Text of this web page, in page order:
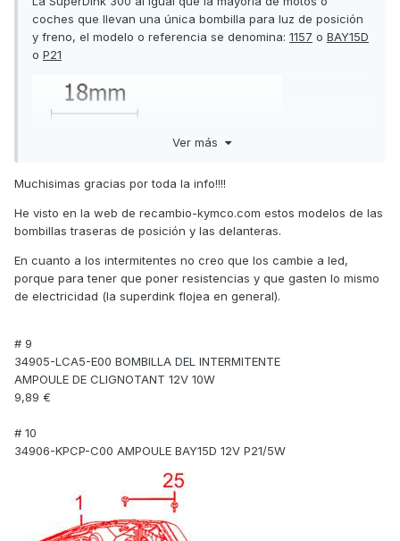
coches que llevan una única bombilla para luz de posición
y freno, el modelo o referencia se denomina: 1157 o BAY15D
o P21
Pero si quieres también sustituir las de intermitencia aquí la
cosa se complica algo más pq existen dos tipos de
bayoneta con referencia 1156... las que los 'pivotes' están a
180º (referenciaP21WoBA15S
Ver más
Muchisimas gracias por toda la info!!!!
He visto en la web de recambio-kymco.com estos modelos de las
bombillas traseras de posición y las delanteras.
En cuanto a los intermitentes no creo que los cambie a led,
porque para tener que poner resistencias y que gasten lo mismo
de electricidad (la superdink flojea en general).
# 9
34905-LCA5-E00 BOMBILLA DEL INTERMITENTE
AMPOULE DE CLIGNOTANT 12V 10W
9,89 €
# 10
34906-KPCP-C00 AMPOULE BAY15D 12V P21/5W